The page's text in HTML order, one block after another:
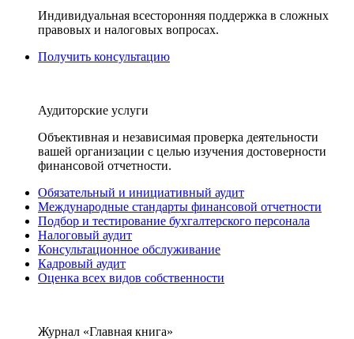
Индивидуальная всесторонняя поддержка в сложных
правовых и налоговых вопросах.
Получить консультацию
Аудиторские услуги
Объективная и независимая проверка деятельности
вашей организации с целью изучения достоверности
финансовой отчетности.
Обязательный и инициативный аудит
Международные стандарты финансовой отчетности
Подбор и тестирование бухгалтерского персонала
Налоговый аудит
Консультационное обслуживание
Кадровый аудит
Оценка всех видов собственности
Журнал «Главная книга»